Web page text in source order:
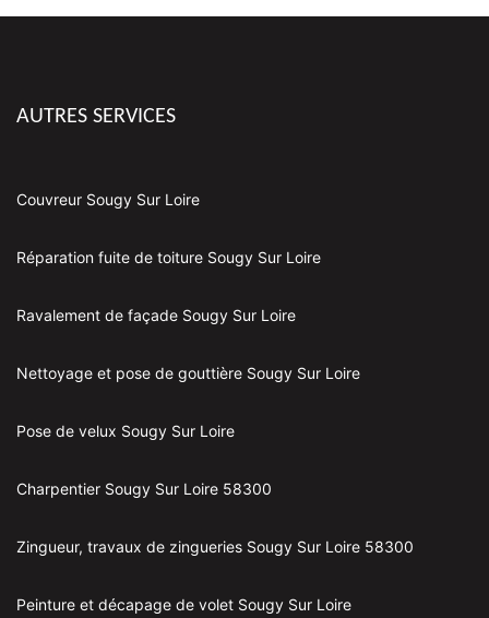
AUTRES SERVICES
Couvreur Sougy Sur Loire
Réparation fuite de toiture Sougy Sur Loire
Ravalement de façade Sougy Sur Loire
Nettoyage et pose de gouttière Sougy Sur Loire
Pose de velux Sougy Sur Loire
Charpentier Sougy Sur Loire 58300
Zingueur, travaux de zingueries Sougy Sur Loire 58300
Peinture et décapage de volet Sougy Sur Loire